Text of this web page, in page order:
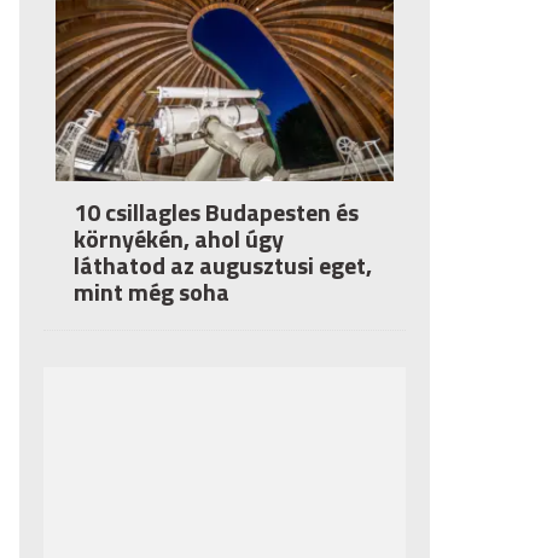
10 csillagles Budapesten és
környékén, ahol úgy
láthatod az augusztusi eget,
mint még soha